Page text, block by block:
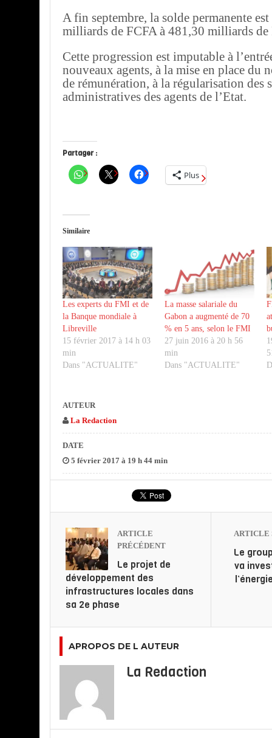
A fin septembre, la solde permanente est
milliards de FCFA à 481,30 milliards de
Cette progression est imputable à
nouveaux agents, à la mise en place du
de rémunération, à la régularisation des
administratives des agents de l’Etat.
Partager :
Plus
Similaire
Les experts du FMI et de
la Banque mondiale à
Libreville
15 février 2017 à 14 h 03
min
Dans "ACTUALITE"
La masse salariale du
Gabon a augmenté de 70
% en 5 ans, selon le FMI
27 juin 2016 à 20 h 56
min
Dans "ACTUALITE"
AUTEUR
La Redaction
DATE
5 février 2017 à 19 h 44 min
ARTICLE
PRÉCÉDENT
Le projet de
développement des
infrastructures locales dans
sa 2e phase
ARTICLE
Le
va
APROPOS DE L AUTEUR
La Redaction